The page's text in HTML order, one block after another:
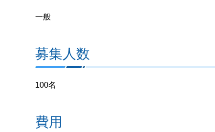
一般
募集人数
100名
費用